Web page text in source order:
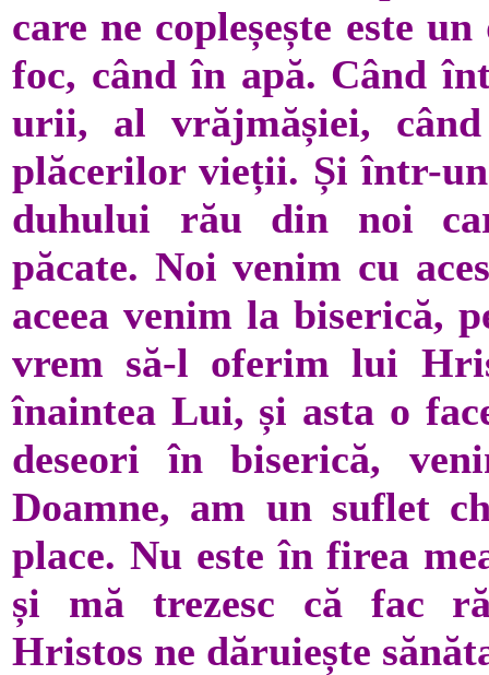
care ne copleșește este
foc, când în apă. Când
urii, al vrăjmășiei,
plăcerilor vieții. Și într-
duhului rău din noi
păcate. Noi venim cu
aceea venim la biserică,
vrem să-l oferim lui
înaintea Lui, și asta o
deseori în biserică,
Doamne, am un suflet
place. Nu este în firea
și mă trezesc că fac
Hristos ne dăruiește